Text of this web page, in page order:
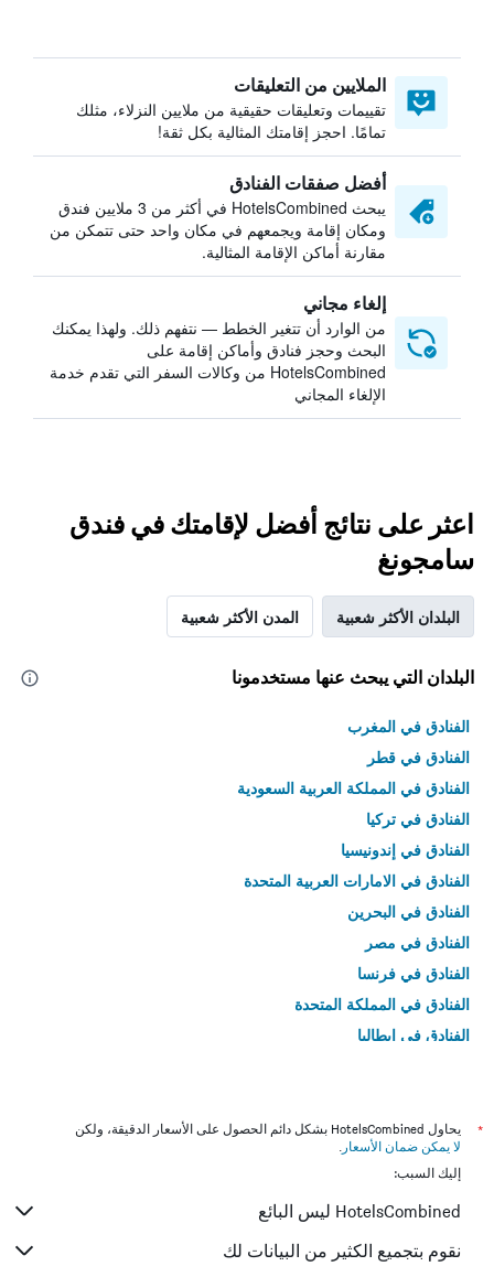
الملايين من التعليقات
تقييمات وتعليقات حقيقية من ملايين النزلاء، مثلك
تمامًا. احجز إقامتك المثالية بكل ثقة!
أفضل صفقات الفنادق
يبحث HotelsCombined في أكثر من 3 ملايين فندق
ومكان إقامة ويجمعهم في مكان واحد حتى تتمكن من
مقارنة أماكن الإقامة المثالية.
إلغاء مجاني
من الوارد أن تتغير الخطط — نتفهم ذلك. ولهذا يمكنك
البحث وحجز فنادق وأماكن إقامة على
HotelsCombined من وكالات السفر التي تقدم خدمة
الإلغاء المجاني
اعثر على نتائج أفضل لإقامتك في فندق
سامجونغ
البلدان الأكثر شعبية المدن الأكثر شعبية
البلدان التي يبحث عنها مستخدمونا
الفنادق في المغرب
الفنادق في قطر
الفنادق في المملكة العربية السعودية
الفنادق في تركيا
الفنادق في إندونيسيا
الفنادق في الامارات العربية المتحدة
الفنادق في البحرين
الفنادق في مصر
الفنادق في فرنسا
الفنادق في المملكة المتحدة
الفنادق في إيطاليا
*
يحاول HotelsCombined بشكل دائم الحصول على الأسعار الدقيقة، ولكن
لا يمكن ضمان الأسعار .
إليك السبب:
HotelsCombined ليس البائع
نقوم بتجميع الكثير من البيانات لك